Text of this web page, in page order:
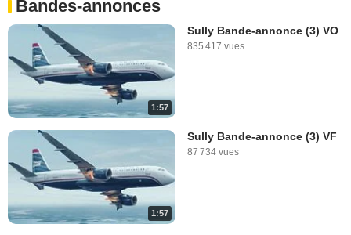
Bandes-annonces
1:57
Sully Bande-annonce (3) VO
835 417 vues
1:57
Sully Bande-annonce (3) VF
87 734 vues